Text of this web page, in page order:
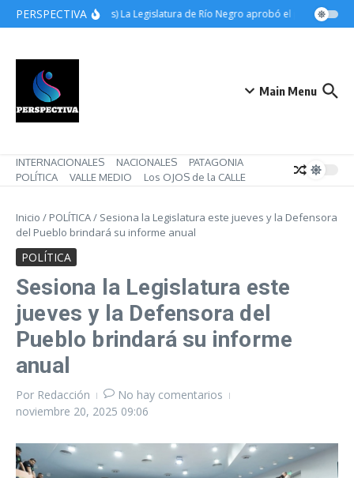
Saltar al contenido
PERSPECTIVA(Videos) La Legislatura de Río Negro aprobó el pase a
Main Menu
INTERNACIONALES NACIONALES
PATAGONIA
POLÍTICA
VALLE MEDIO Los OJOS de la CALLE
Inicio / POLÍTICA/ Sesiona la Legislatura este jueves y la Defensora
del Pueblo brindará su informe anual
POLÍTICA
Sesiona la Legislatura este
jueves y la Defensora del
Pueblo brindará su informe
anual
Por Redacción
No hay comentarios
noviembre 20, 2025 09:06